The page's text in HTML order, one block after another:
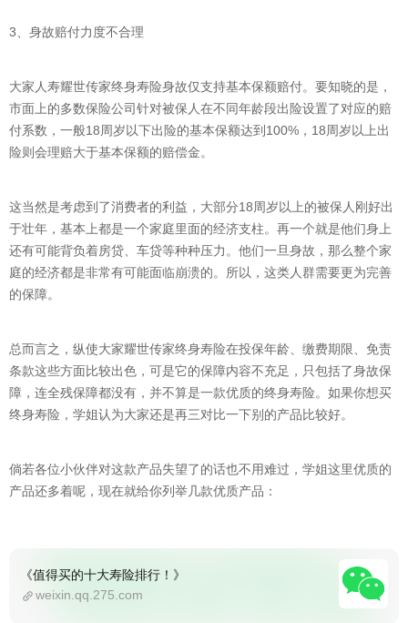
3、身故赔付力度不合理
大家人寿耀世传家终身寿险身故仅支持基本保额赔付。要知晓的是，
市面上的多数保险公司针对被保人在不同年龄段出险设置了对应的赔
付系数，一般18周岁以下出险的基本保额达到100%，18周岁以上出
险则会理赔大于基本保额的赔偿金。
这当然是考虑到了消费者的利益，大部分18周岁以上的被保人刚好出
于壮年，基本上都是一个家庭里面的经济支柱。再一个就是他们身上
还有可能背负着房贷、车贷等种种压力。他们一旦身故，那么整个家
庭的经济都是非常有可能面临崩溃的。所以，这类人群需要更为完善
的保障。
总而言之，纵使大家耀世传家终身寿险在投保年龄、缴费期限、免责
条款这些方面比较出色，可是它的保障内容不充足，只包括了身故保
障，连全残保障都没有，并不算是一款优质的终身寿险。如果你想买
终身寿险，学姐认为大家还是再三对比一下别的产品比较好。
倘若各位小伙伴对这款产品失望了的话也不用难过，学姐这里优质的
产品还多着呢，现在就给你列举几款优质产品：
《值得买的十大寿险排行！》
weixin.qq.275.com